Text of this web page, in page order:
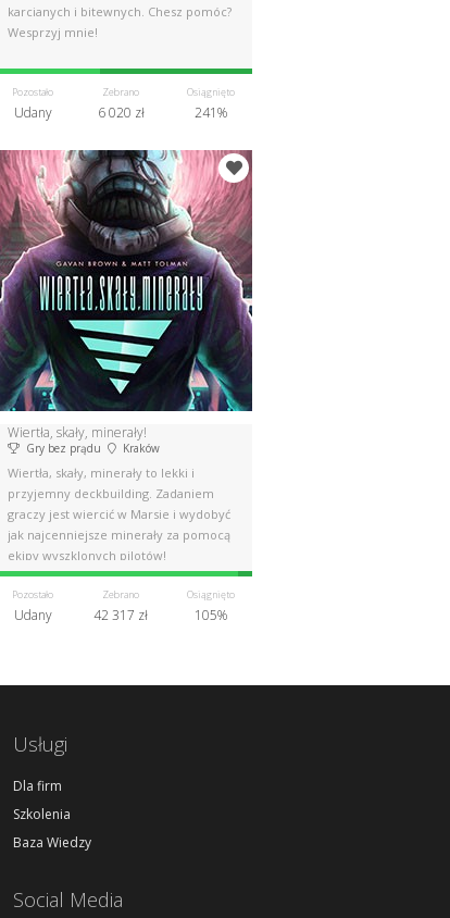
karcianych i bitewnych. Chesz pomóc?
Wesprzyj mnie!
Pozostało
Udany
Zebrano
6 020 zł
Osiągnięto
241%
Wiertła, skały, minerały!
Gry bez prądu Kraków
Wiertła, skały, minerały to lekki i
przyjemny deckbuilding. Zadaniem
graczy jest wiercić w Marsie i wydobyć
jak najcenniejsze minerały za pomocą
ekipy wyszklonych pilotów!
Pozostało
Udany
Zebrano
42 317 zł
Osiągnięto
105%
Usługi
Dla firm
Szkolenia
Baza Wiedzy
Social Media